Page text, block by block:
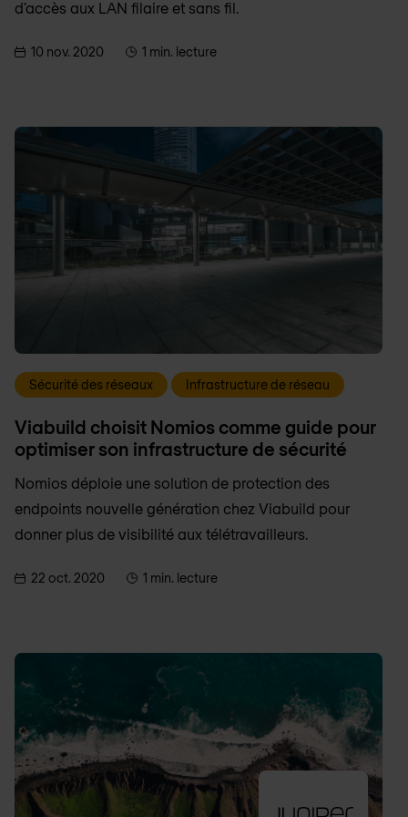
d'accès aux LAN filaire et sans fil.
10 nov. 2020 1 min. lecture
Sécurité des réseaux Infrastructure de réseau
Viabuild choisit Nomios comme guide pour
optimiser son infrastructure de sécurité
Nomios déploie une solution de protection des
endpoints nouvelle génération chez Viabuild pour
donner plus de visibilité aux télétravailleurs.
22 oct. 2020 1 min. lecture